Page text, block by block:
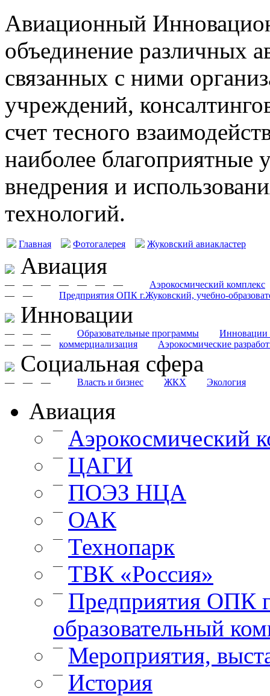
Авиационный
объединение различных
связанных с ними
учреждений,
счет тесного
наиболее благоприятные
внедрения и
технологий.
Главная Фотогалерея Жуковский авиакластер
Авиация
— Аэрокосмический комплекс
— — — — —
—
Предприятия ОПК г.Жуковский, учебно-
— —
Инновации
— Образовательные программы
— Инновации
—
коммерциализация
— Аэрокосмические
— —
Cоциальная сфера
— Власть и бизнес
— ЖКХ
— Экология
Авиация
— Аэрокосмический
— ЦАГИ
— ПОЭЗ НЦА
— ОАК
— Технопарк
— ТВК «Россия»
— Предприятия ОПК
образовательный
— Мероприятия,
— История